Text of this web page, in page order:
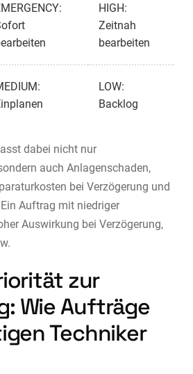
HIGH:
Zeitnah
bearbeiten
LOW:
Backlog
dabei nicht nur
auch Anlagenschaden,
bei Verzögerung und
Auftrag mit niedriger
Auswirkung bei Verzögerung,
zur
Wie Aufträge
Techniker